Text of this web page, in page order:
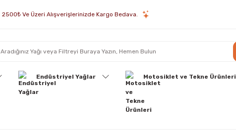
2500₺ Ve Üzeri Alışverişlerinizde Kargo Bedava.
Endüstriyel Yağlar Motosiklet ve Tekne Ürünleri